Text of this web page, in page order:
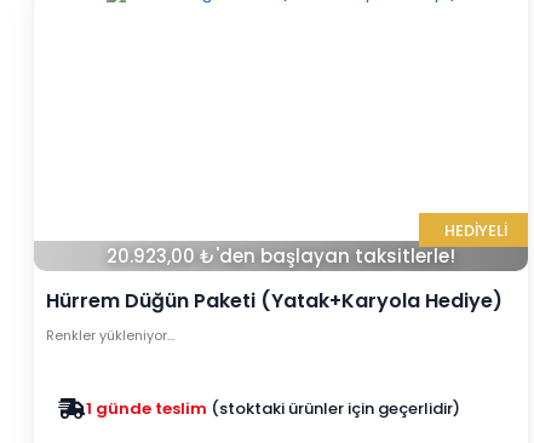
HEDİYELİ
20.923,00 ₺'den başlayan taksitlerle!
Hürrem Düğün Paketi (Yatak+Karyola Hediye)
Renkler yükleniyor…
Zam yok 2025 fiyatları devam ediyor